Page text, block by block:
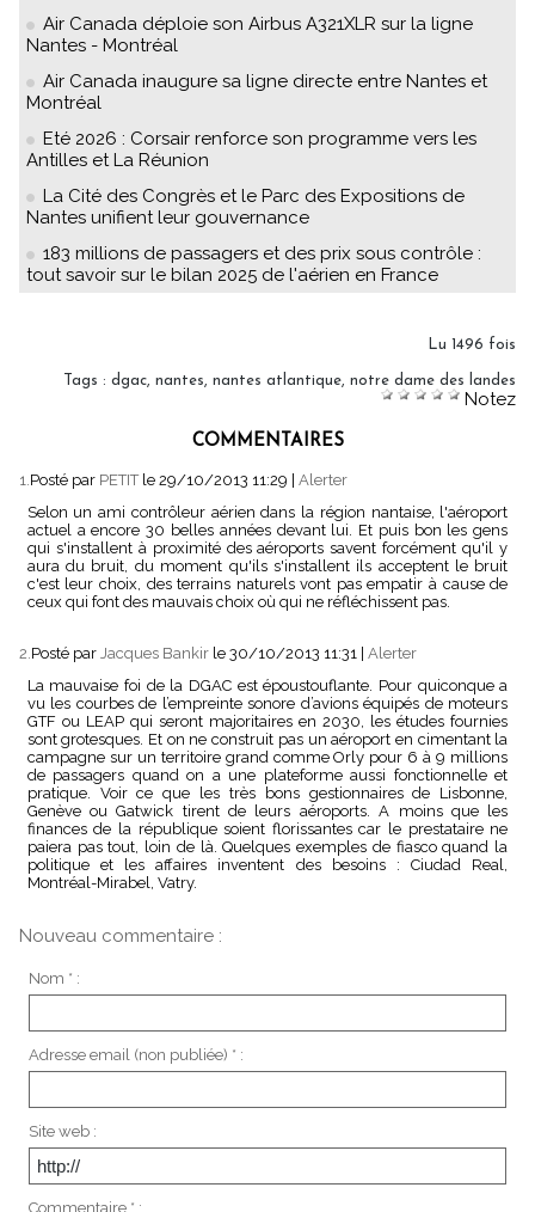
Air Canada déploie son Airbus A321XLR sur la ligne
Nantes - Montréal
Air Canada inaugure sa ligne directe entre Nantes et
Montréal
Eté 2026 : Corsair renforce son programme vers les
Antilles et La Réunion
La Cité des Congrès et le Parc des Expositions de
Nantes unifient leur gouvernance
183 millions de passagers et des prix sous contrôle :
tout savoir sur le bilan 2025 de l'aérien en France
Lu 1496 fois
Tags : dgac, nantes, nantes atlantique, notre dame des landes
Notez
COMMENTAIRES
1.Posté par PETIT le 29/10/2013 11:29
Alerter
Selon un ami contrôleur aérien dans la région nantaise, l'aéroport
actuel a encore 30 belles années devant lui. Et puis bon les gens
qui s'installent à proximité des aéroports savent forcément qu'il y
aura du bruit, du moment qu'ils s'installent ils acceptent le bruit
c'est leur choix, des terrains naturels vont pas empatir à cause de
ceux qui font des mauvais choix où qui ne réfléchissent pas.
2.Posté par Jacques Bankir le 30/10/2013 11:31 Alerter
La mauvaise foi de la DGAC est époustouflante. Pour quiconque a
vu les courbes de l’empreinte sonore d’avions équipés de moteurs
GTF ou LEAP qui seront majoritaires en 2030, les études fournies
sont grotesques. Et on ne construit pas un aéroport en cimentant la
campagne sur un territoire grand comme Orly pour 6 à 9 millions
de passagers quand on a une plateforme aussi fonctionnelle et
pratique. Voir ce que les très bons gestionnaires de Lisbonne,
Genève ou Gatwick tirent de leurs aéroports. A moins que les
finances de la république soient florissantes car le prestataire ne
paiera pas tout, loin de là. Quelques exemples de fiasco quand la
politique et les affaires inventent des besoins : Ciudad Real,
Montréal-Mirabel, Vatry.
Nouveau commentaire :
Nom * :
Adresse email (non publiée) * :
Site web :
Commentaire * :